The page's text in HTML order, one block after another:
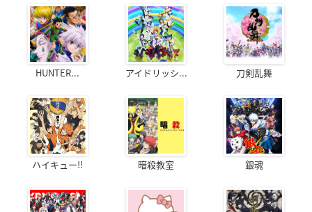
HUNTER... アイドリッシ... 刀剣乱舞
ハイキュー!! 暗殺教室 銀魂